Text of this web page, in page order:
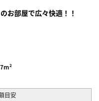
お部屋で広々快適！！
目安